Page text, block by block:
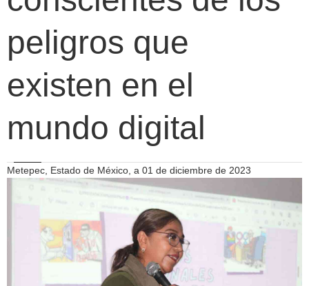
peligros que
existen en el
mundo digital
Metepec, Estado de México, a 01 de diciembre de 2023